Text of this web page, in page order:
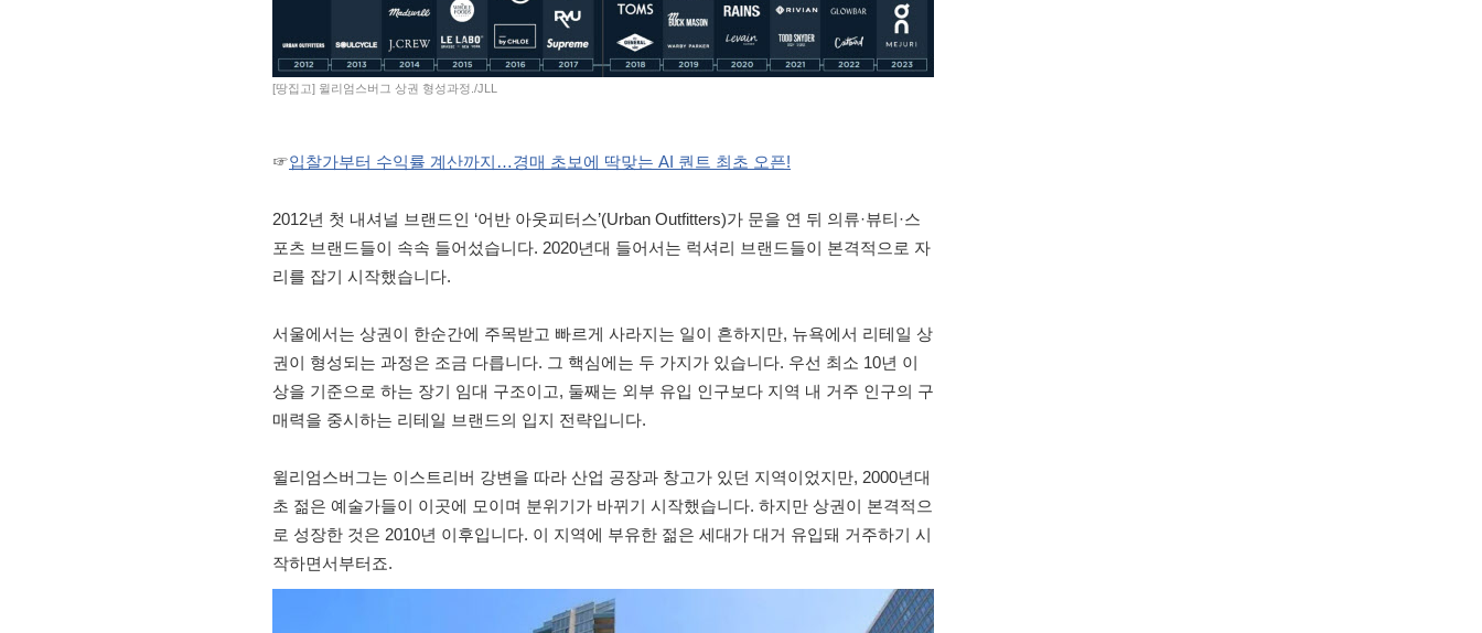
[땅집고] 윌리엄스버그 상권 형성과정./JLL
☞입찰가부터 수익률 계산까지…경매 초보에 딱맞는 AI 퀀트 최초 오픈!
2012년 첫 내셔널 브랜드인 ‘어반 아웃피터스’(Urban Outfitters)가 문을 연 뒤 의류·뷰티·스
포츠 브랜드들이 속속 들어섰습니다. 2020년대 들어서는 럭셔리 브랜드들이 본격적으로 자
리를 잡기 시작했습니다.
서울에서는 상권이 한순간에 주목받고 빠르게 사라지는 일이 흔하지만, 뉴욕에서 리테일 상
권이 형성되는 과정은 조금 다릅니다. 그 핵심에는 두 가지가 있습니다. 우선 최소 10년 이
상을 기준으로 하는 장기 임대 구조이고, 둘째는 외부 유입 인구보다 지역 내 거주 인구의 구
매력을 중시하는 리테일 브랜드의 입지 전략입니다.
윌리엄스버그는 이스트리버 강변을 따라 산업 공장과 창고가 있던 지역이었지만, 2000년대
초 젊은 예술가들이 이곳에 모이며 분위기가 바뀌기 시작했습니다. 하지만 상권이 본격적으
로 성장한 것은 2010년 이후입니다. 이 지역에 부유한 젊은 세대가 대거 유입돼 거주하기 시
작하면서부터죠.